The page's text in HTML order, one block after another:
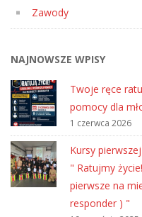
Zawody
NAJNOWSZE WPISY
Twoje ręce
pomocy dla
1 czerwca 2026
Kursy
" Ratujmy
pierwsze na
responder ) "